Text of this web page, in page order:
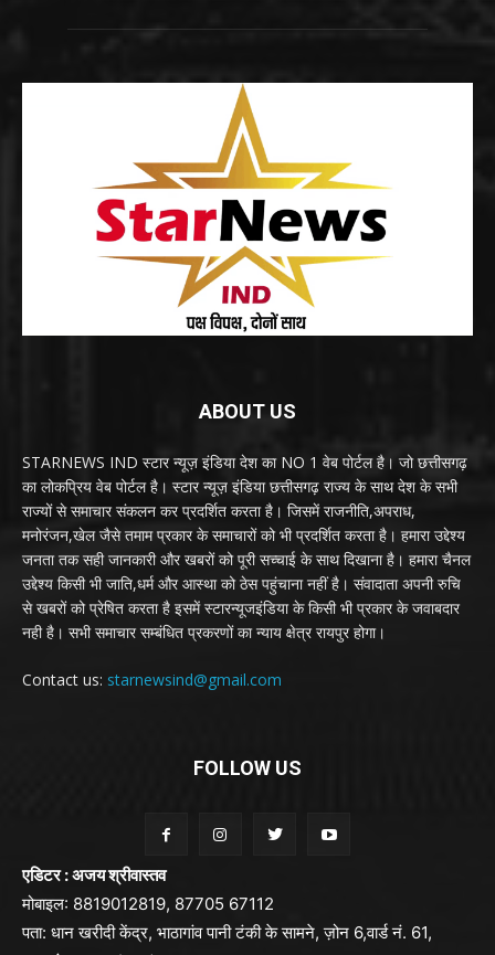
ABOUT US
STARNEWS IND स्टार न्यूज़ इंडिया देश का NO 1 वेब पोर्टल है। जो छत्तीसगढ़
का लोकप्रिय वेब पोर्टल है। स्टार न्यूज़ इंडिया छत्तीसगढ़ राज्य के साथ देश के सभी
राज्यों से समाचार संकलन कर प्रदर्शित करता है। जिसमें राजनीति,अपराध,
मनोरंजन,खेल जैसे तमाम प्रकार के समाचारों को भी प्रदर्शित करता है। हमारा उद्देश्य
जनता तक सही जानकारी और खबरों को पूरी सच्चाई के साथ दिखाना है। हमारा चैनल
उद्देश्य किसी भी जाति,धर्म और आस्था को ठेस पहुंचाना नहीं है। संवादाता अपनी रुचि
से खबरों को प्रेषित करता है इसमें स्टारन्यूजइंडिया के किसी भी प्रकार के जवाबदार
नही है। सभी समाचार सम्बंधित प्रकरणों का न्याय क्षेत्र रायपुर होगा।
Contact us: starnewsind@gmail.com
FOLLOW US
एडिटर : अजय श्रीवास्तव
मोबाइल: 8819012819, 87705 67112
पता: धान खरीदी केंद्र, भाठागांव पानी टंकी के सामने, ज़ोन 6,वार्ड नं. 61,